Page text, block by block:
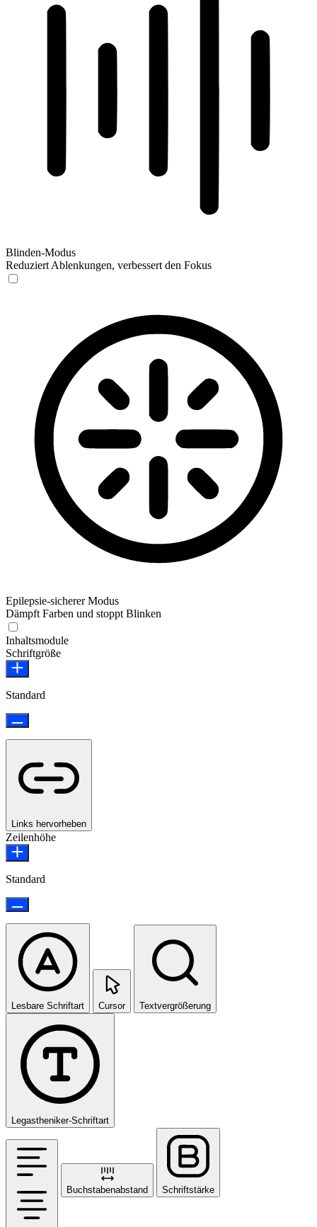
Blinden-Modus
Reduziert Ablenkungen, verbessert den Fokus
Epilepsie-sicherer Modus
Dämpft Farben und stoppt Blinken
Inhaltsmodule
Schriftgröße
Standard
Links hervorheben
Zeilenhöhe
Standard
Lesbare Schriftart Cursor Textvergrößerung
Legastheniker-Schriftart
Buchstabenabstand Schriftstärke